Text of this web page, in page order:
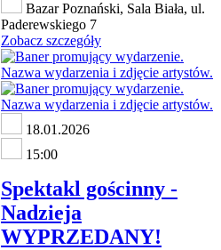
Bazar Poznański, Sala Biała, ul.
Paderewskiego 7
Zobacz szczegóły
18.01.2026
15:00
Spektakl gościnny -
Nadzieja
WYPRZEDANY!